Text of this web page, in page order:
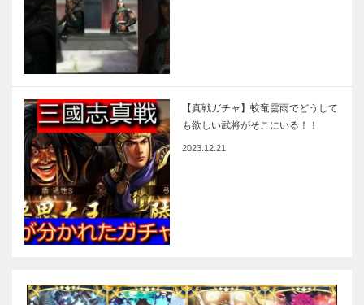
【真戦ガチャ】蛟竜雲雨でどうして
も欲しい武将がそこにいる！！
2023.12.21